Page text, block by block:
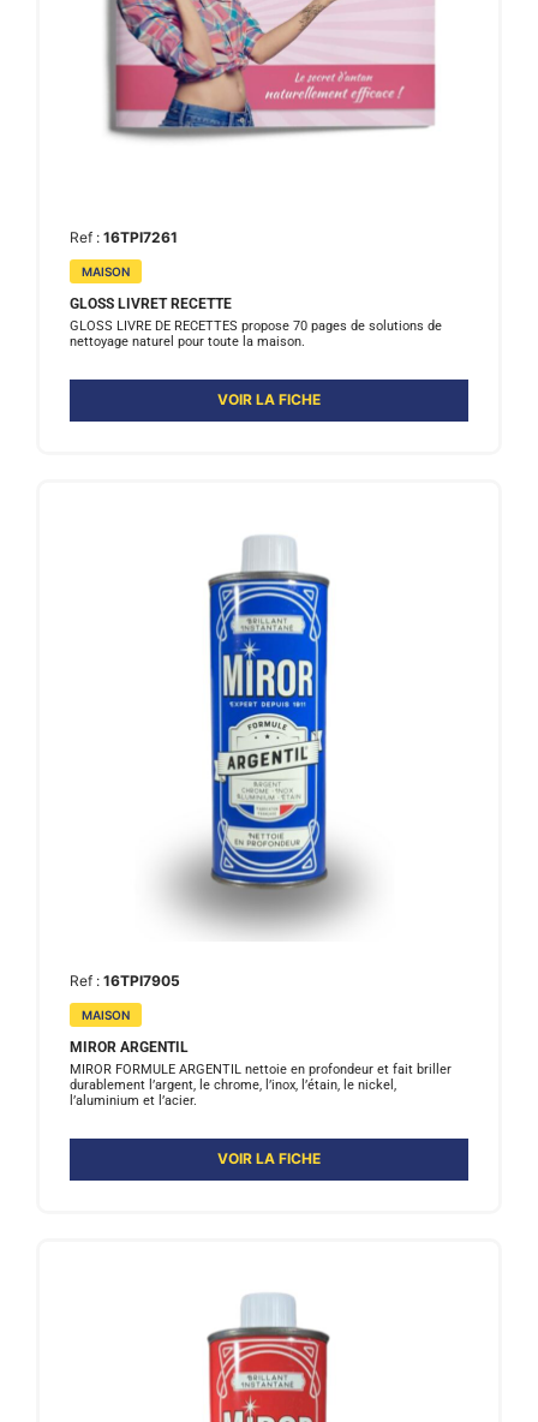
Ref : 16TPI7261
MAISON
GLOSS LIVRET RECETTE
GLOSS LIVRE DE RECETTES propose 70 pages de solutions de
nettoyage naturel pour toute la maison.
VOIR LA FICHE
Ref : 16TPI7905
MAISON
MIROR ARGENTIL
MIROR FORMULE ARGENTIL nettoie en profondeur et fait briller
durablement l’argent, le chrome, l’inox, l’étain, le nickel,
l’aluminium et l’acier.
VOIR LA FICHE